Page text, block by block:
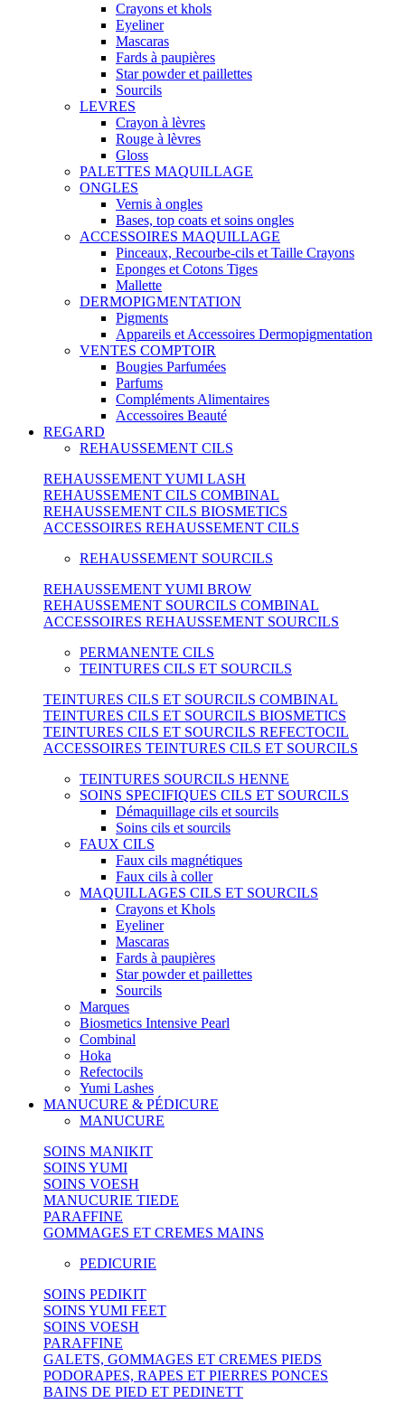
Crayons et khols
Eyeliner
Mascaras
Fards à paupières
Star powder et paillettes
Sourcils
LEVRES
Crayon à lèvres
Rouge à lèvres
Gloss
PALETTES MAQUILLAGE
ONGLES
Vernis à ongles
Bases, top coats et soins ongles
ACCESSOIRES MAQUILLAGE
Pinceaux, Recourbe-cils et Taille Crayons
Eponges et Cotons Tiges
Mallette
DERMOPIGMENTATION
Pigments
Appareils et Accessoires Dermopigmentation
VENTES COMPTOIR
Bougies Parfumées
Parfums
Compléments Alimentaires
Accessoires Beauté
REGARD
REHAUSSEMENT CILS
REHAUSSEMENT YUMI LASH
REHAUSSEMENT CILS COMBINAL
REHAUSSEMENT CILS BIOSMETICS
ACCESSOIRES REHAUSSEMENT CILS
REHAUSSEMENT SOURCILS
REHAUSSEMENT YUMI BROW
REHAUSSEMENT SOURCILS COMBINAL
ACCESSOIRES REHAUSSEMENT SOURCILS
PERMANENTE CILS
TEINTURES CILS ET SOURCILS
TEINTURES CILS ET SOURCILS COMBINAL
TEINTURES CILS ET SOURCILS BIOSMETICS
TEINTURES CILS ET SOURCILS REFECTOCIL
ACCESSOIRES TEINTURES CILS ET SOURCILS
TEINTURES SOURCILS HENNE
SOINS SPECIFIQUES CILS ET SOURCILS
Démaquillage cils et sourcils
Soins cils et sourcils
FAUX CILS
Faux cils magnétiques
Faux cils à coller
MAQUILLAGES CILS ET SOURCILS
Crayons et Khols
Eyeliner
Mascaras
Fards à paupières
Star powder et paillettes
Sourcils
Marques
Biosmetics Intensive Pearl
Combinal
Hoka
Refectocils
Yumi Lashes
MANUCURE & PÉDICURE
MANUCURE
SOINS MANIKIT
SOINS YUMI
SOINS VOESH
MANUCURIE TIEDE
PARAFFINE
GOMMAGES ET CREMES MAINS
PEDICURIE
SOINS PEDIKIT
SOINS YUMI FEET
SOINS VOESH
PARAFFINE
GALETS, GOMMAGES ET CREMES PIEDS
PODORAPES, RAPES ET PIERRES PONCES
BAINS DE PIED ET PEDINETT